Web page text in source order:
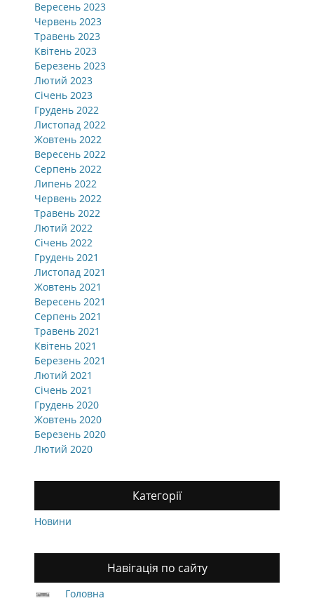
Вересень 2023
Червень 2023
Травень 2023
Квітень 2023
Березень 2023
Лютий 2023
Січень 2023
Грудень 2022
Листопад 2022
Жовтень 2022
Вересень 2022
Серпень 2022
Липень 2022
Червень 2022
Травень 2022
Лютий 2022
Січень 2022
Грудень 2021
Листопад 2021
Жовтень 2021
Вересень 2021
Серпень 2021
Травень 2021
Квітень 2021
Березень 2021
Лютий 2021
Січень 2021
Грудень 2020
Жовтень 2020
Березень 2020
Лютий 2020
Категорії
Новини
Навігація по сайту
Головна